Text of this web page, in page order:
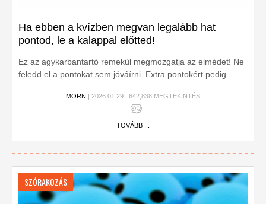
Ha ebben a kvízben megvan legalább hat
pontod, le a kalappal előtted!
Ez az agykarbantartó remekül megmozgatja az elmédet! Ne
feledd el a pontokat sem jóváírni. Extra pontokért pedig
használd a napi kvízlevelet!
MORN | 2026.01.29 | 642,838 MEGTEKINTÉS
TOVÁBB ...
SZÓRAKOZÁS